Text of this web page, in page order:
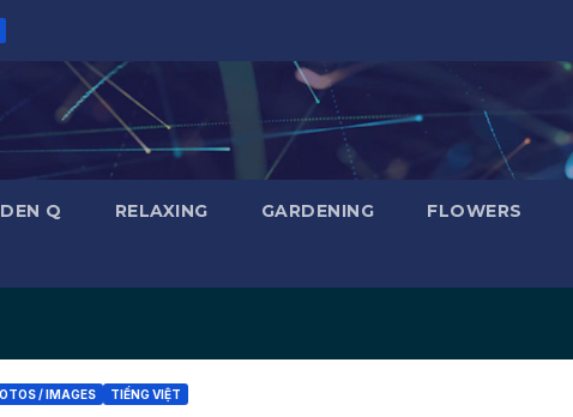
Q RELAXING GARDENING FLOWERS
/ IMAGES TIẾNG VIỆT